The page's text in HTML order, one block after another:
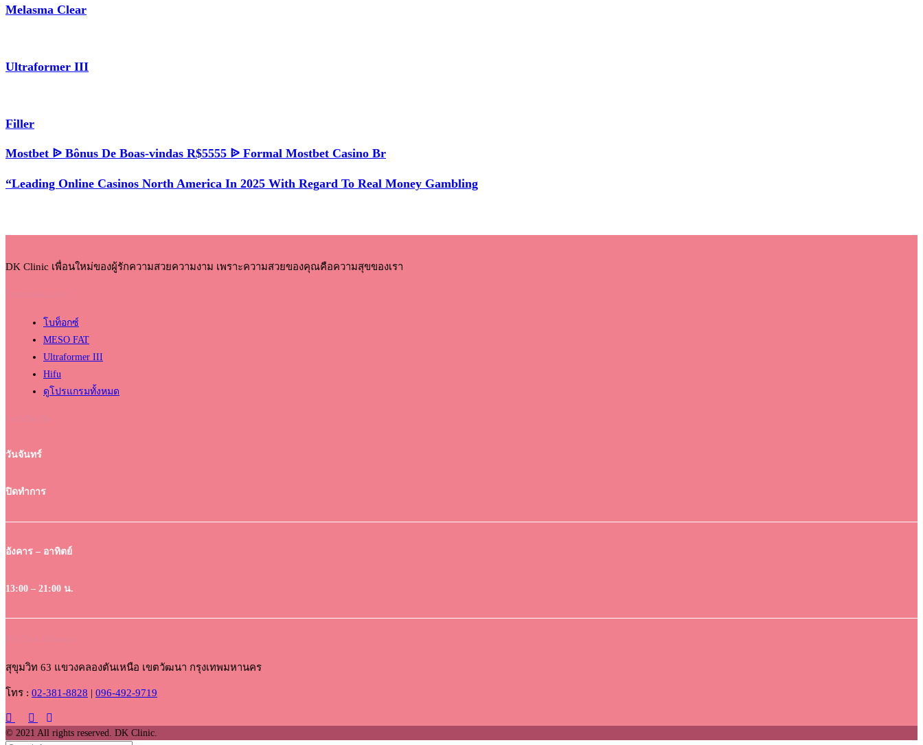
Melasma Clear
Ultraformer III
Filler
Mostbet ᐉ Bônus De Boas-vindas R$5555 ᐉ Formal Mostbet Casino Br
“Leading Online Casinos North America In 2025 With Regard To Real Money Gambling
DK Clinic เพื่อนใหม่ของผู้รักความสวยความงาม เพราะความสวยของคุณคือความสุขของเรา
โบท็อกซ์
MESO FAT
Ultraformer III
Hifu
ดูโปรแกรมทั้งหมด
วันจันทร์
ปิดทำการ
อังคาร – อาทิตย์
13:00 – 21:00 น.
สุขุมวิท 63 แขวงคลองตันเหนือ เขตวัฒนา กรุงเทพมหานคร
โทร : 02-381-8828 | 096-492-9719
© 2021 All rights reserved. DK Clinic.